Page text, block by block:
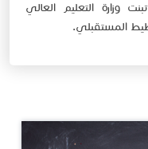
وزارة التعليم العالي
المستقبلي.